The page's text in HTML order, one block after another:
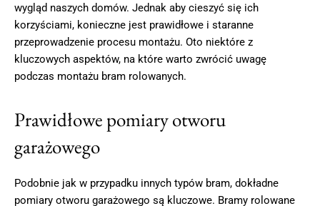
wygląd naszych domów. Jednak aby cieszyć się ich
korzyściami, konieczne jest prawidłowe i staranne
przeprowadzenie procesu montażu. Oto niektóre z
kluczowych aspektów, na które warto zwrócić uwagę
podczas montażu bram rolowanych.
Prawidłowe pomiary otworu
garażowego
Podobnie jak w przypadku innych typów bram, dokładne
pomiary otworu garażowego są kluczowe. Bramy rolowane